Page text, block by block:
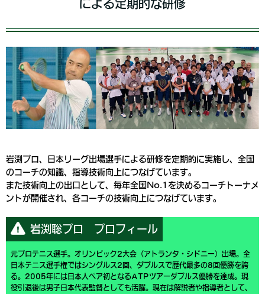
による定期的な研修
岩渕プロ、日本リーグ出場選手による研修を定期的に実施し、全国
のコーチの知識、指導技術向上につなげています。
また技術向上の出口として、毎年全国No.1を決めるコーチトーナメ
ントが開催され、各コーチの技術向上につなげています。
岩渕聡プロ プロフィール
元プロテニス選手。オリンピック2大会（アトランタ・シドニー）出場。全
日本テニス選手権ではシングルス2回、ダブルスで歴代最多の8回優勝を誇
る。2005年には日本人ペア初となるATPツアーダブルス優勝を達成。現
役引退後は男子日本代表監督としても活躍。現在は解説者や指導者として、